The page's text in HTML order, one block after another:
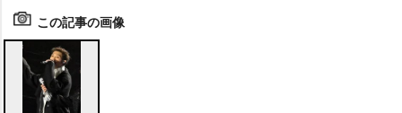
この記事の画像